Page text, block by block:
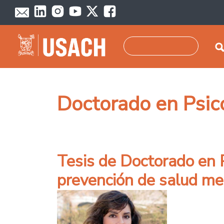
Pasar al contenido principal
Doctorado en
Tesis de Doctorado
prevención de salud